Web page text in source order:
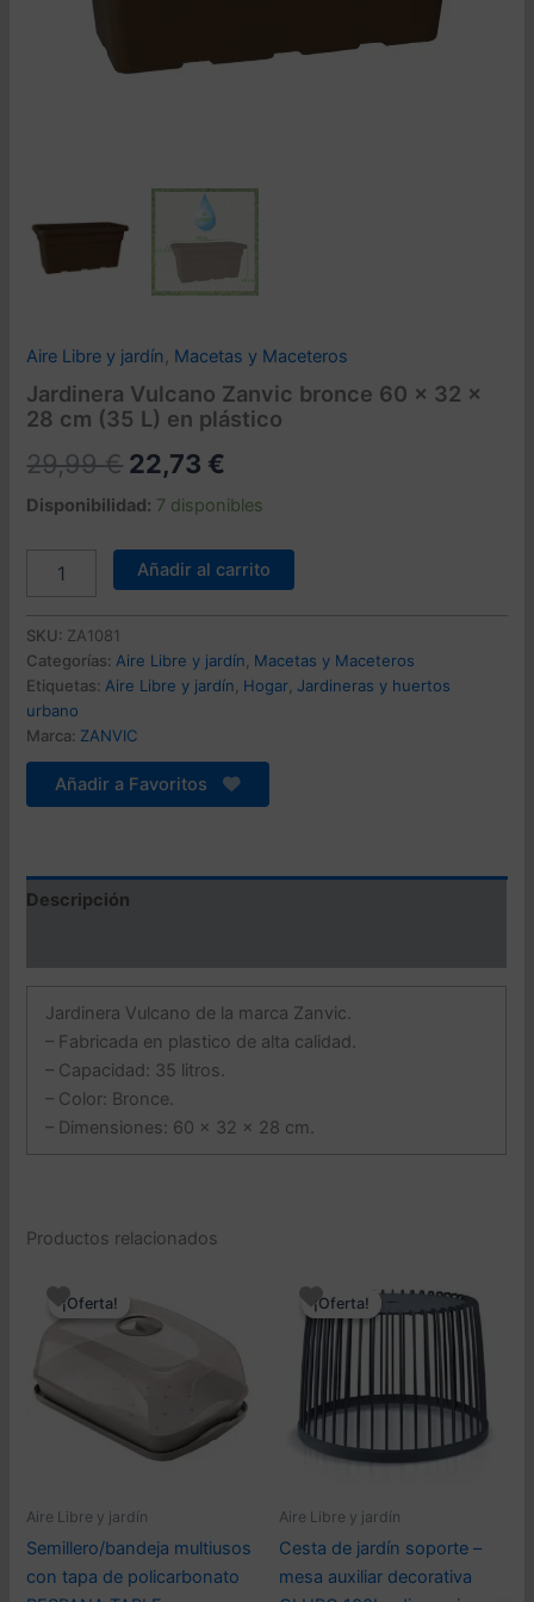
Aire Libre y jardín, Macetas y Maceteros
Jardinera Vulcano Zanvic bronce 60 x 32 x
28 cm (35 L) en plástico
29,99€ El
precio
original
era:
22,73 €
precio
actual
es:
Disponibilidad: 7 disponibles
Vulcano
bronce
60
x
32
x
cantidad
Añadir al carrito
SKU: ZA1081
Categorías:Aire Libre y jardín, Macetas y Maceteros
Etiquetas:Aire Libre y jardín, Hogar,Jardineras y huertos
urbano
Marca: ZANVIC
Añadir a Favoritos
Descripción
Jardinera Vulcano de la marca Zanvic.
– Fabricada en plastico de alta calidad.
– Capacidad: 35 litros.
– Color: Bronce.
– Dimensiones: 60 x 32 x 28 cm.
Productos relacionados
¡Oferta!
¡Oferta!
Aire Libre y jardín
Semillero/bandeja multiusos
con tapa de policarbonato
¡Oferta!
¡Oferta!
Aire Libre y jardín
Cesta de jardín soporte –
mesa auxiliar decorativa